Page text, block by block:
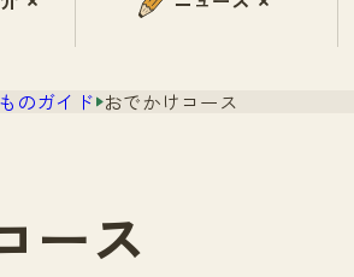
のガイド おでかけコース
ース